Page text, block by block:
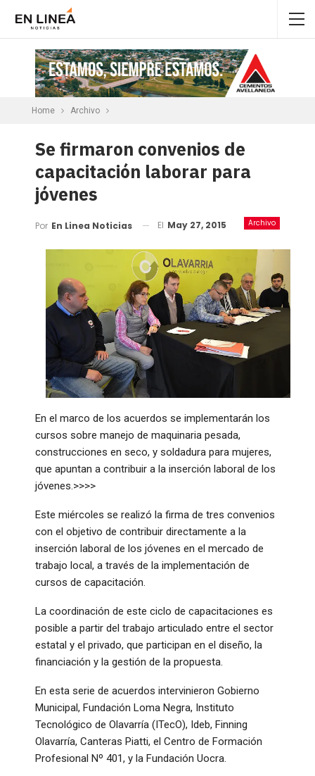
Home Archivo
Se firmaron convenios de
capacitación laborar para
jóvenes
Archivo
Por En Linea Noticias El May 27, 2015
En el marco de los acuerdos se implementarán los
cursos sobre manejo de maquinaria pesada,
construcciones en seco, y soldadura para mujeres,
que apuntan a contribuir a la inserción laboral de los
jóvenes.>>>>
Este miércoles se realizó la firma de tres convenios
con el objetivo de contribuir directamente a la
inserción laboral de los jóvenes en el mercado de
trabajo local, a través de la implementación de
cursos de capacitación.
La coordinación de este ciclo de capacitaciones es
posible a partir del trabajo articulado entre el sector
estatal y el privado, que participan en el diseño, la
financiación y la gestión de la propuesta.
En esta serie de acuerdos intervinieron Gobierno
Municipal, Fundación Loma Negra, Instituto
Tecnológico de Olavarría (ITecO), Ideb, Finning
Olavarría, Canteras Piatti, el Centro de Formación
Profesional Nº 401, y la Fundación Uocra.